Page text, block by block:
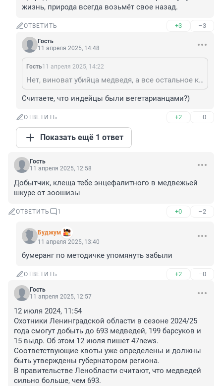
жизнь, природа всегда возьмёт свое назад.
ОТВЕТИТЬ +3 –3
Гость
11 апреля 2025, 14:48
Гость11 апреля 2025, 14:22
Нет, виноват убийца медведя, а все остальное карма и ответка руками других людей и даже насекомых. Северомериканские индейцы это знали отлично, живя на природе и в гармонии с природой. Нельзя безнаказанно забирать чужую жизнь, природа всегда возьмёт свое назад.
Считаете, что индейцы были вегетарианцами?)
ОТВЕТИТЬ +2 –0
Показать ещё 1 ответ
Гость
11 апреля 2025, 12:58
Добытчик, клеща тебе энцефалитного в медвежьей
шкуре от зоошизы
ОТВЕТИТЬ 1 +0 –2
Буджум
11 апреля 2025, 13:40
бумеранг по методичке упомянуть забыли
ОТВЕТИТЬ +2 –0
Гость
11 апреля 2025, 12:57
12 июля 2024, 11:54
Охотники Ленинградской области в сезоне 2024/25
года смогут добыть до 693 медведей, 199 барсуков и
15 выдр. Об этом 12 июля пишет 47news.
Соответствующие квоты уже определены и должны
быть утверждены губернатором региона.
В правительстве Ленобласти считают, что медведей
сильно больше, чем 693.